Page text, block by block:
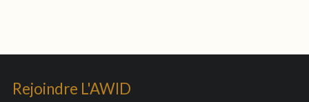
Rejoindre L'AWID